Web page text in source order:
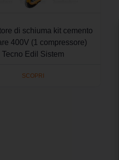
di schiuma kit cemento
400V (1 compressore)
Tecno Edil Sistem
SCOPRI